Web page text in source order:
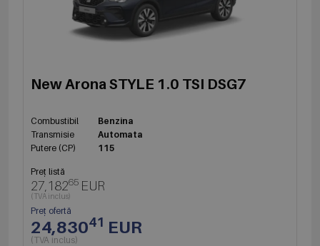
New Arona STYLE 1.0 TSI DSG7
Combustibil
Benzina
Transmisie
Automata
Putere (CP)
115
Preț listă
27,18265 EUR
(TVA inclus)
Preț ofertă
24,83041 EUR
(TVA inclus)